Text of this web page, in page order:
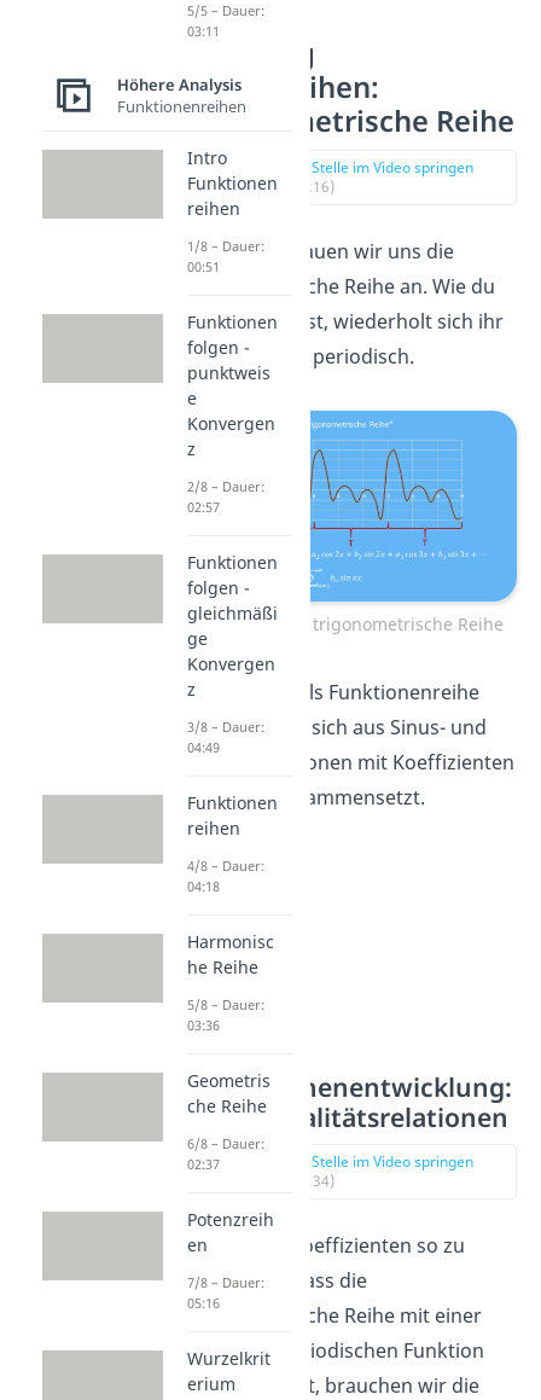
Erklärung
Fourierreihen:
Trigonometrische Reihe
zur Stelle im Video springen
(00:16)
Als Erstes schauen wir uns die
trigonometrische Reihe an. Wie du
im Graph siehst, wiederholt sich ihr
Verlauf; sie ist periodisch.
Fourierreihen: trigonometrische Reihe
Sie lässt sich als Funktionenreihe
schreiben, die sich aus Sinus- und
Kosinusfunktionen mit Koeffizienten
und
zusammensetzt.
Fourierreihenentwicklung:
Orthogonalitätsrelationen
zur Stelle im Video springen
(00:34)
Um nun die Koeffizienten so zu
bestimmen, dass die
trigonometrische Reihe mit einer
beliebigen periodischen Funktion
übereinstimmt, brauchen wir die
5/5 – Dauer:
03:11
Höhere Analysis
Funktionenreihen
Intro
Funktionen
reihen
1/8 – Dauer:
00:51
Funktionen
folgen -
punktweis
e
Konvergen
z
2/8 – Dauer:
02:57
Funktionen
folgen -
gleichmäßi
ge
Konvergen
z
3/8 – Dauer:
04:49
Funktionen
reihen
4/8 – Dauer:
04:18
Harmonisc
he Reihe
5/8 – Dauer:
03:36
Geometris
che Reihe
6/8 – Dauer:
02:37
Potenzreih
en
7/8 – Dauer:
05:16
Wurzelkrit
erium